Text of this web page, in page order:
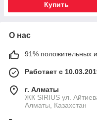
Купить
О нас
91% положительных
Работает с
г. Алматы
​ЖК SIRIUS​ ул.
Алматы, Казахстан